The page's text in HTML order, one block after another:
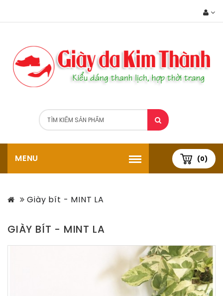
(0)
MENU
Giày bít - MINT LA
GIÀY BÍT - MINT LA